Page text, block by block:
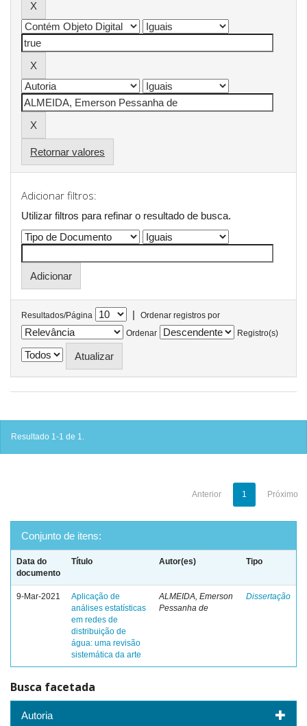
Retornar valores
Adicionar filtros:
Utilizar filtros para refinar o resultado de busca.
Resultados/Página |
Ordenar registros por
Ordenar
Registro(s)
Resultado 1-1 de 1.
Anterior 1 Próximo
Conjunto de itens:
Data do
documento
Título Autor(es) Tipo
9-Mar-2021
Aplicação de
análises estatísticas
em redes de
distribuição de
água: uma revisão
sistemática da arte
ALMEIDA, Emerson
Pessanha de
Dissertação
Busca facetada
Autoria